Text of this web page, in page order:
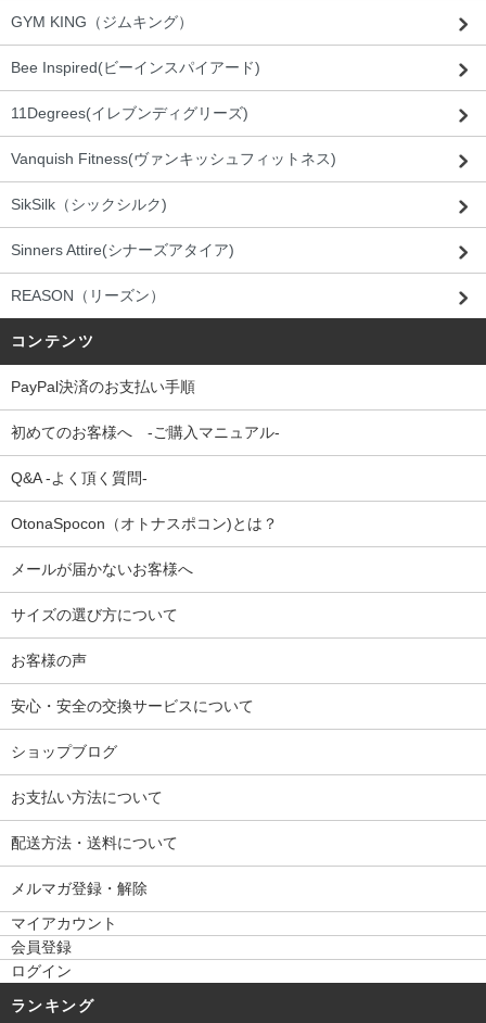
GYM KING（ジムキング）
Bee Inspired(ビーインスパイアード)
11Degrees(イレブンディグリーズ)
Vanquish Fitness(ヴァンキッシュフィットネス)
SikSilk（シックシルク)
Sinners Attire(シナーズアタイア)
REASON（リーズン）
コンテンツ
PayPal決済のお支払い手順
初めてのお客様へ -ご購入マニュアル-
Q&A -よく頂く質問-
OtonaSpocon（オトナスポコン)とは？
メールが届かないお客様へ
サイズの選び方について
お客様の声
安心・安全の交換サービスについて
ショップブログ
お支払い方法について
配送方法・送料について
メルマガ登録・解除
マイアカウント
会員登録
ログイン
ランキング